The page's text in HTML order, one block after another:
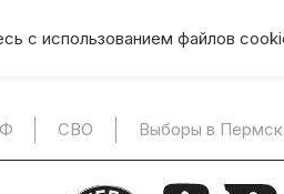
с использованием файлов
СВО Выборы в